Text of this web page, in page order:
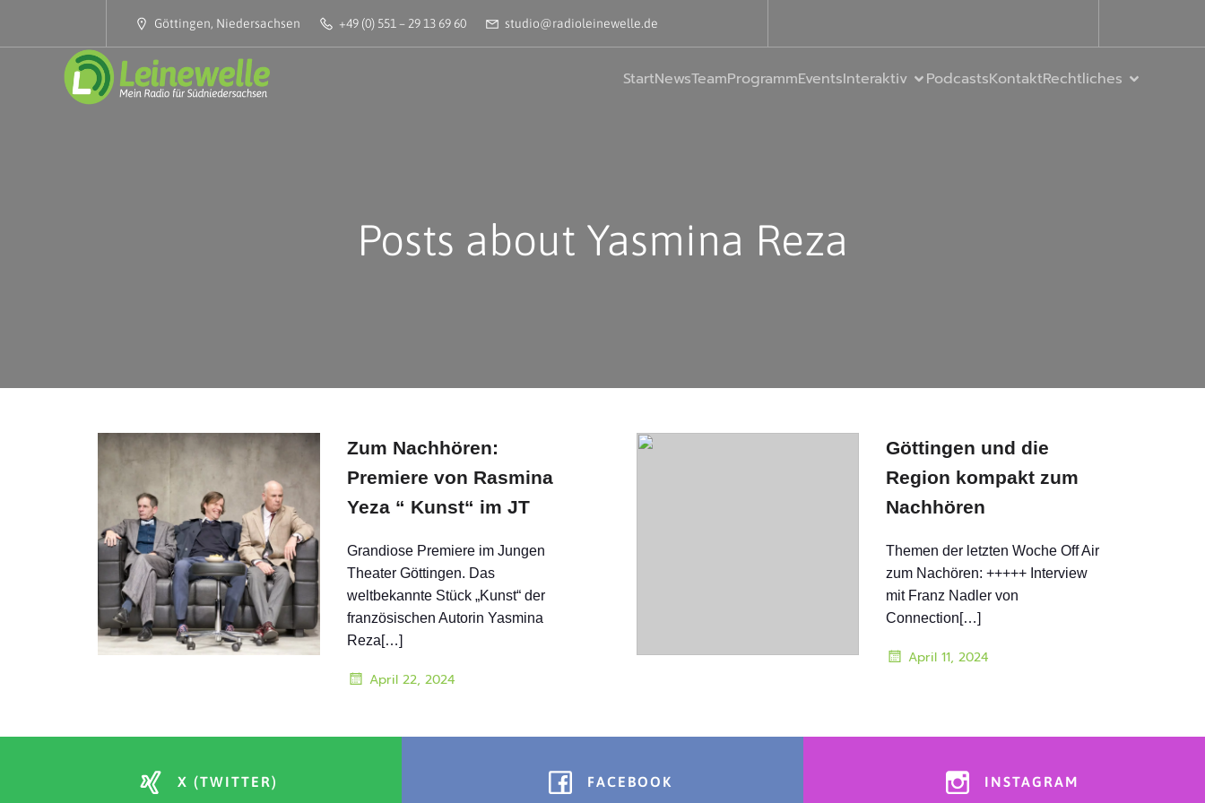
Göttingen, Niedersachsen +49 (0) 551 – 29 13 69 60 studio@radioleinewelle.de
StartNewsTeamProgrammEventsInteraktiv PodcastsKontaktRechtliches
Posts about Yasmina Reza
Zum Nachhören:
Premiere von Rasmina
Yeza “ Kunst“ im JT
Grandiose Premiere im Jungen
Theater Göttingen. Das
weltbekannte Stück „Kunst“ der
französischen Autorin Yasmina
Reza[…]
April 22, 2024
Göttingen und die
Region kompakt zum
Nachhören
Themen der letzten Woche Off Air
zum Nachören: +++++ Interview
mit Franz Nadler von
Connection[…]
April 11, 2024
X (TWITTER) FACEBOOK INSTAGRAM